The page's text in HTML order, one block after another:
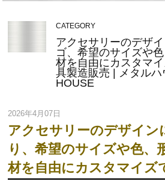
CATEGORY
アクセサリーのデザ
ゴ、希望のサイズや
材を自由にカスタマ
具製造販売 | メタル
HOUSE
2026年4月07日
アクセサリーのデザイン
り、希望のサイズや色、
材を自由にカスタマイズ